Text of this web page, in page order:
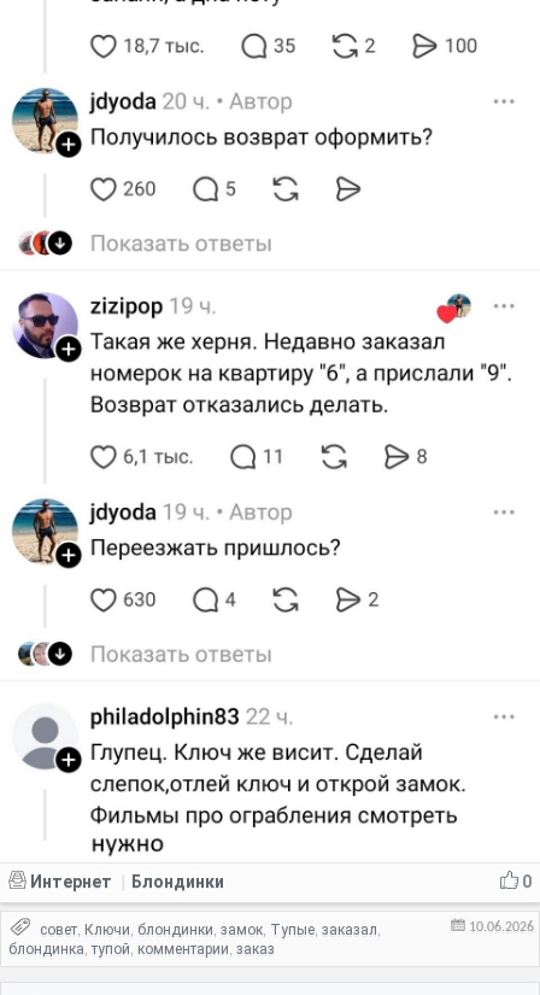
0
Интернет Блондинки
10.06.2026
совет, Ключи, блондинки, замок, Тупые, заказал,
блондинка,тупой, комментарии, заказ